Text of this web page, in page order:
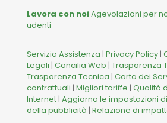
Lavora con noiAgevolazioni per
udenti
Servizio Assistenza | Privacy Policy|
Legali | Concilia Web | Trasparenza
Trasparenza Tecnica | Carta dei
contrattuali | Migliori tariffe | Qualità
Internet| Aggiorna le impostazioni
della pubblicità | Relazione di